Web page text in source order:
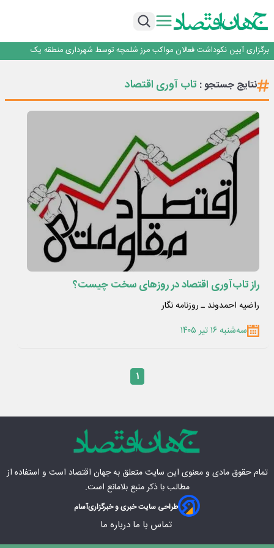
جمنای دستیار اصلی گوشی‌های اندرویدی می‌شود
برگزاری آیین نکوداشت فعالان مواکب مرز شلمچه توسط شهرداری منطقه یک
منطقه‌ای
بانک تجارت، تأمین‌کننده مالی پروژه بازسازی فازهای ۴ و ۵ پارس حنوبی
جمنای دستیار اصلی گوشی‌های اندرویدی می‌شود
برگزاری آیین نکوداشت فعالان مواکب مرز شلمچه توسط شهرداری منطقه یک
ایران، شریک راهبردی اتحادیه اقتصادی اوراسیا در مسیر توسعه تجارت و همگرایی
منطقه‌ای
نتایج جستجو : تاب آوری اقتصاد
راز تاب‌آوری اقتصاد در روزهای سخت چیست؟
راضیه احمدوند ـ روزنامه نگار
سه‌شنبه ۱۶ تیر ۱۴۰۵
۱
تمام حقوق مادی‌ و معنوی این سایت متعلق بهجهان اقتصاد است و استفاده از
مطالب با ذکر منبع بلامانع است.
طراحی سایت خبری و خبرگزاریآسام
تماس با ما درباره ما